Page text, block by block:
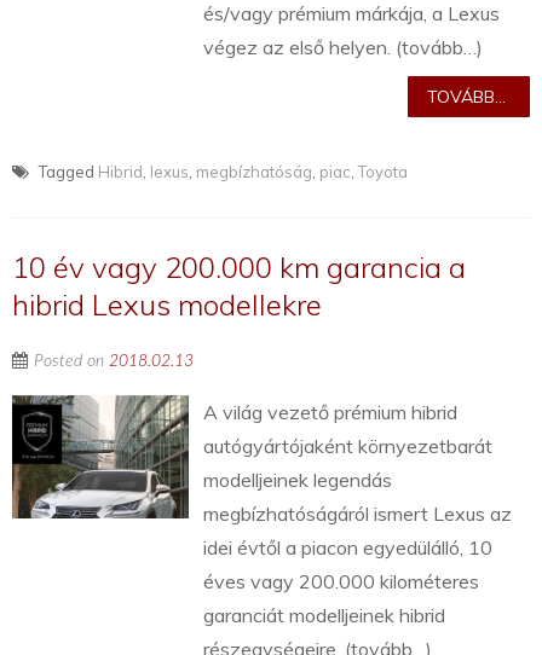
és/vagy prémium márkája, a Lexus
végez az első helyen. (tovább…)
TOVÁBB...
Tagged Hibrid lexus megbízhatóság piac ,Toyota
10 év vagy 200.000 km garancia a
hibrid Lexus modellekre
Posted on 2018.02.13
A világ vezető prémium hibrid
autógyártójaként környezetbarát
modelljeinek legendás
megbízhatóságáról ismert Lexus az
idei évtől a piacon egyedülálló, 10
éves vagy 200.000 kilométeres
garanciát modelljeinek hibrid
részegységeire. (tovább…)